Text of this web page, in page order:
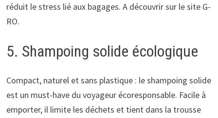
réduit le stress lié aux bagages. A découvrir sur le site G-
RO.
5. Shampoing solide écologique
Compact, naturel et sans plastique : le shampoing solide
est un must-have du voyageur écoresponsable. Facile à
emporter, il limite les déchets et tient dans la trousse